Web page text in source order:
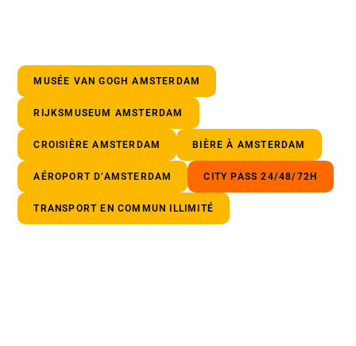
MUSÉE VAN GOGH AMSTERDAM
RIJKSMUSEUM AMSTERDAM
CROISIÈRE AMSTERDAM BIÈRE À AMSTERDAM
AÉROPORT D’AMSTERDAM CITY PASS 24/48/72H
TRANSPORT EN COMMUN ILLIMITÉ